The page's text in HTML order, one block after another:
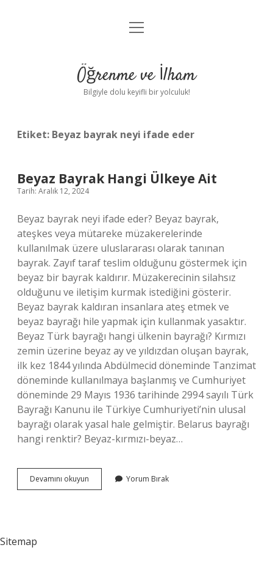
Anasayfa
Yasal Uyarı
menüyü
Öğrenme ve İlham
Bilgiyle dolu keyifli bir yolculuk!
Etiket: Beyaz bayrak neyi ifade eder
Beyaz Bayrak Hangi Ülkeye Ait
Tarih: Aralık 12, 2024
Beyaz bayrak neyi ifade eder? Beyaz bayrak,
ateşkes veya mütareke müzakerelerinde
kullanılmak üzere uluslararası olarak tanınan
bayrak. Zayıf taraf teslim olduğunu göstermek için
beyaz bir bayrak kaldırır. Müzakerecinin silahsız
olduğunu ve iletişim kurmak istediğini gösterir.
Beyaz bayrak kaldıran insanlara ateş etmek ve
beyaz bayrağı hile yapmak için kullanmak yasaktır.
Beyaz Türk bayrağı hangi ülkenin bayrağı? Kırmızı
zemin üzerine beyaz ay ve yıldızdan oluşan bayrak,
ilk kez 1844 yılında Abdülmecid döneminde Tanzimat
döneminde kullanılmaya başlanmış ve Cumhuriyet
döneminde 29 Mayıs 1936 tarihinde 2994 sayılı Türk
Bayrağı Kanunu ile Türkiye Cumhuriyeti’nin ulusal
bayrağı olarak yasal hale gelmiştir. Belarus bayrağı
hangi renktir? Beyaz-kırmızı-beyaz…
Devamını okuyun
Bayrak
Yorum Bırak
Sitemap